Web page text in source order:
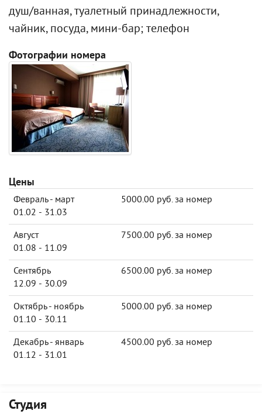
душ/ванная, туалетный принадлежности,
чайник, посуда, мини-бар; телефон
Фотографии номера
Цены
Февраль - март
01.02 - 31.03
5000.00 руб. за номер
Август
01.08 - 11.09
7500.00 руб. за номер
Сентябрь
12.09 - 30.09
6500.00 руб. за номер
Октябрь - ноябрь
01.10 - 30.11
5000.00 руб. за номер
Декабрь - январь
01.12 - 31.01
4500.00 руб. за номер
Студия